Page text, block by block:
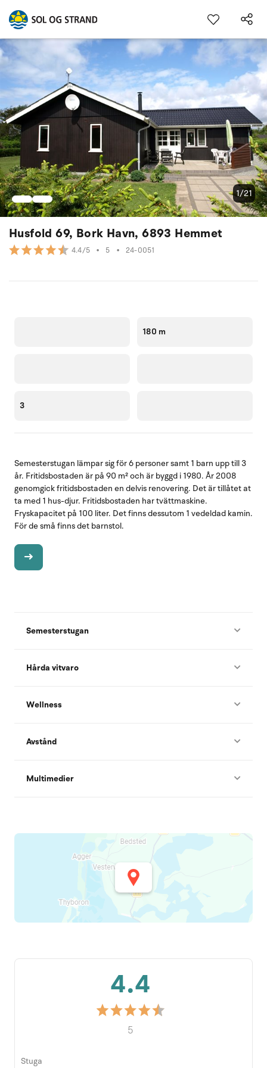
Husfold 69, Bork Havn, 6893 Hemmet
4.4/5 • 5 • 24-0051
1/21
180 m
3
Semesterstugan lämpar sig för 6 personer samt 1 barn upp till 3
år. Fritidsbostaden är på 90 m² och är byggd i 1980. År 2008
genomgick fritidsbostaden en delvis renovering. Det är tillåtet at
ta med 1 hus-djur. Fritidsbostaden har tvättmaskine.
Fryskapacitet på 100 liter. Det finns dessutom 1 vedeldad kamin.
För de små finns det barnstol.
Semesterstugan
Hårda vitvaro
Wellness
Avstånd
Multimedier
4.4
5
Stuga